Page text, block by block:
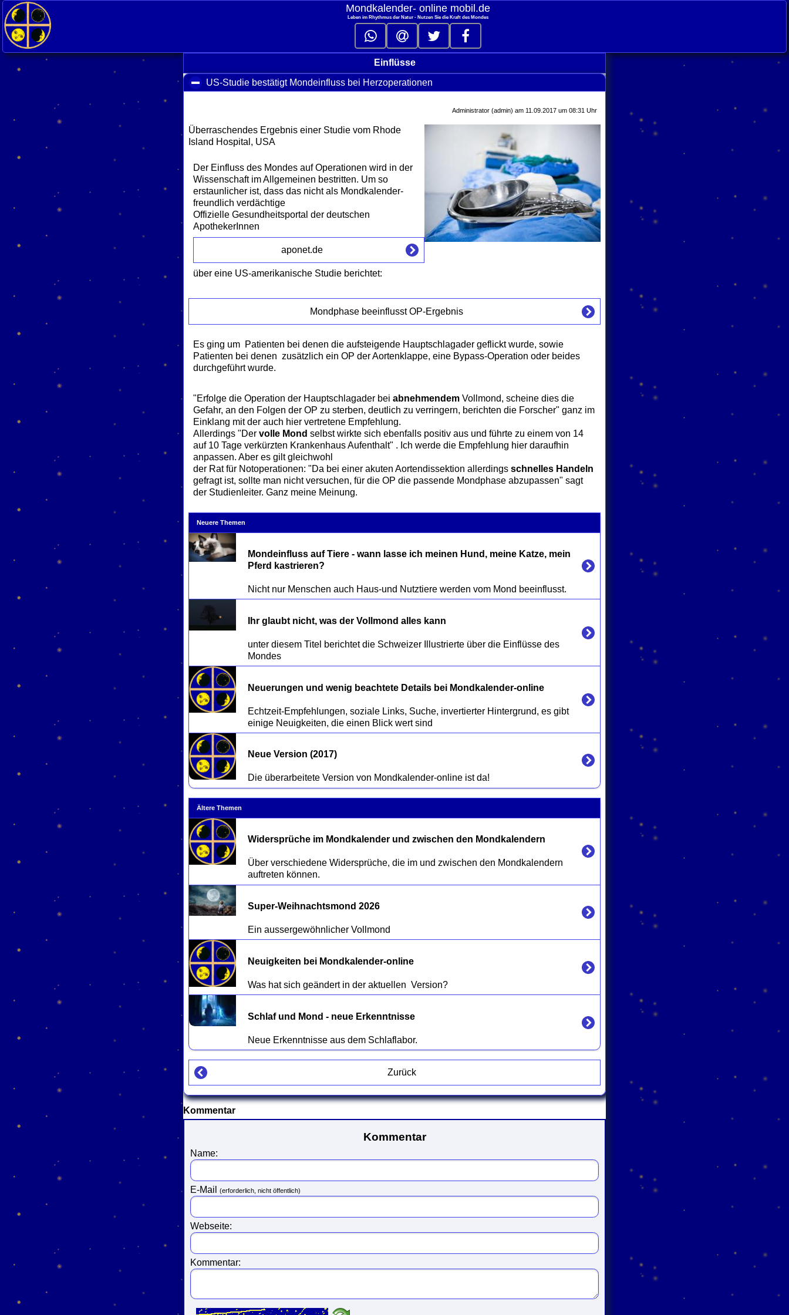
Mondkalender‑ online mobil.de
Leben im Rhythmus der Natur - Nutzen Sie die Kraft des Mondes
Einflüsse
US-Studie bestätigt Mondeinfluss bei Herzoperationen
Administrator (admin) am 11.09.2017 um 08:31 Uhr
Überraschendes Ergebnis einer Studie vom Rhode
Island Hospital, USA
Der Einfluss des Mondes auf Operationen wird in der
Wissenschaft im Allgemeinen bestritten. Um so
erstaunlicher ist, dass das nicht als Mondkalender-
freundlich verdächtige
Offizielle Gesundheitsportal der deutschen
ApothekerInnen
aponet.de
über eine US-amerikanische Studie berichtet:
Mondphase beeinflusst OP-Ergebnis
Es ging um Patienten bei denen die aufsteigende Hauptschlagader geflickt wurde, sowie
Patienten bei denen zusätzlich ein OP der Aortenklappe, eine Bypass-Operation oder beides
durchgeführt wurde.
"Erfolge die Operation der Hauptschlagader bei abnehmendem Vollmond, scheine dies die
Gefahr, an den Folgen der OP zu sterben, deutlich zu verringern, berichten die Forscher" ganz im
Einklang mit der auch hier vertretene Empfehlung.
Allerdings "Der volle Mond selbst wirkte sich ebenfalls positiv aus und führte zu einem von 14
auf 10 Tage verkürzten Krankenhaus Aufenthalt" . Ich werde die Empfehlung hier daraufhin
anpassen. Aber es gilt gleichwohl
der Rat für Notoperationen: "Da bei einer akuten Aortendissektion allerdings schnelles Handeln
gefragt ist, sollte man nicht versuchen, für die OP die passende Mondphase abzupassen" sagt
der Studienleiter. Ganz meine Meinung.
Neuere Themen
Mondeinfluss auf Tiere - wann lasse ich meinen Hund, meine Katze, mein
Pferd kastrieren?
Ihr glaubt nicht, was der Vollmond alles kann
unter diesem Titel berichtet die Schweizer Illustrierte über die Einflüsse des
Neuerungen und wenig beachtete Details bei Mondkalender-online
Echtzeit-Empfehlungen, soziale Links, Suche, invertierter Hintergrund, es gibt
Neue Version (2017)
Ältere Themen
Widersprüche im Mondkalender und zwischen den Mondkalendern
Über verschiedene Widersprüche, die im und zwischen den Mondkalendern
Super-Weihnachtsmond 2026
Neuigkeiten bei Mondkalender-online
Schlaf und Mond - neue Erkenntnisse
Zurück
Kommentar
Kommentar
Name:
E-Mail (erforderlich, nicht öffentlich)
Webseite:
Kommentar: